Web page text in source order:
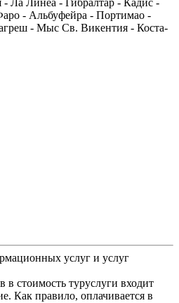
- Альбуфейра - Портимао -
- Мыс Св. Викентия - Коста-
услуг и услуг
в стоимость туруслуги входит
Как правило, оплачивается в